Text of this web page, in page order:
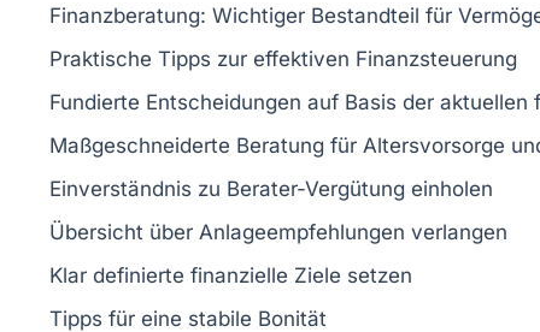
Finanzberatung: Wichtiger Bestandteil für
Praktische Tipps zur effektiven Finanzsteuerung
Fundierte Entscheidungen auf Basis der aktuellen
Maßgeschneiderte Beratung für Altersvorsorge
Einverständnis zu Berater-Vergütung einholen
Übersicht über Anlageempfehlungen verlangen
Klar definierte finanzielle Ziele setzen
Tipps für eine stabile Bonität